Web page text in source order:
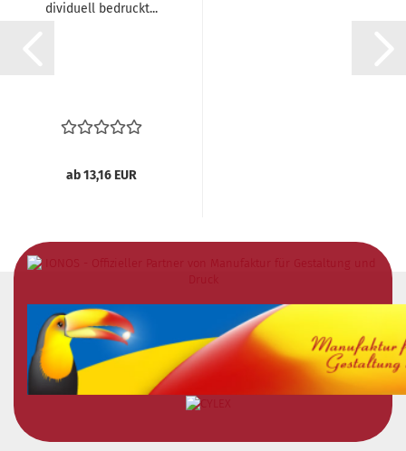
di­vi­du­ell be­druckt...
ab 13,16 EUR